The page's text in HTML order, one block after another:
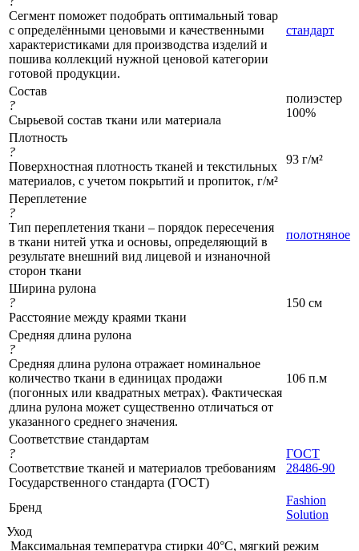
Сегмент поможет подобрать оптимальный товар
с определёнными ценовыми и качественными
характеристиками для производства изделий и
пошива коллекций нужной ценовой категории
готовой продукции.
стандарт
Состав
?
Сырьевой состав ткани или материала
полиэстер
100%
Плотность
?
Поверхностная плотность тканей и текстильных
материалов, с учетом покрытий и пропиток, г/м²
93 г/м²
Переплетение
?
Тип переплетения ткани – порядок пересечения
в ткани нитей утка и основы, определяющий в
результате внешний вид лицевой и изнаночной
сторон ткани
полотняное
Ширина рулона
?
Расстояние между краями ткани
150 см
Средняя длина рулона
?
Средняя длина рулона отражает номинальное
количество ткани в единицах продажи
(погонных или квадратных метрах). Фактическая
длина рулона может существенно отличаться от
указанного среднего значения.
106 п.м
Соответствие стандартам
?
Соответствие тканей и материалов требованиям
Государственного стандарта (ГОСТ)
ГОСТ
28486-90
Бренд
Fashion
Solution
Уход
Максимальная температура стирки 40°C, мягкий режим